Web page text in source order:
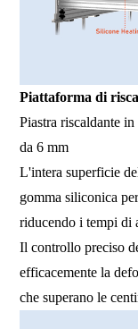
Piattaforma di
Piastra riscaldante
da 6 mm
L'intera superficie
gomma siliconica
riducendo i tempi di
Il controllo preciso
efficacemente la
che superano le